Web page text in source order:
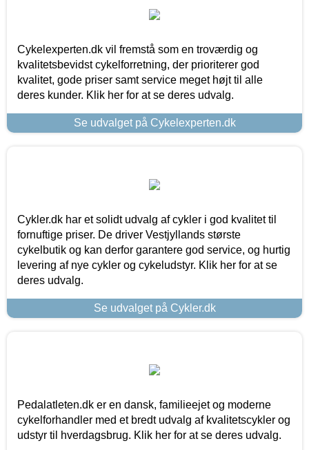
Cykelexperten.dk vil fremstå som en troværdig og
kvalitetsbevidst cykelforretning, der prioriterer god
kvalitet, gode priser samt service meget højt til alle
deres kunder. Klik her for at se deres udvalg.
Se udvalget på Cykelexperten.dk
Cykler.dk har et solidt udvalg af cykler i god kvalitet til
fornuftige priser. De driver Vestjyllands største
cykelbutik og kan derfor garantere god service, og hurtig
levering af nye cykler og cykeludstyr. Klik her for at se
deres udvalg.
Se udvalget på Cykler.dk
Pedalatleten.dk er en dansk, familieejet og moderne
cykelforhandler med et bredt udvalg af kvalitetscykler og
udstyr til hverdagsbrug. Klik her for at se deres udvalg.